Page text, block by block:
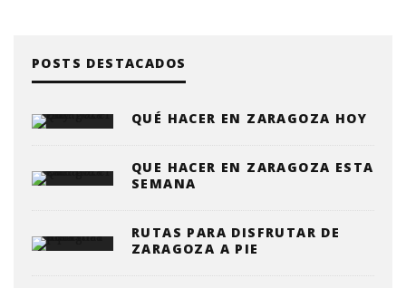
POSTS DESTACADOS
QUÉ HACER EN ZARAGOZA HOY
QUE HACER EN ZARAGOZA ESTA
SEMANA
RUTAS PARA DISFRUTAR DE
ZARAGOZA A PIE